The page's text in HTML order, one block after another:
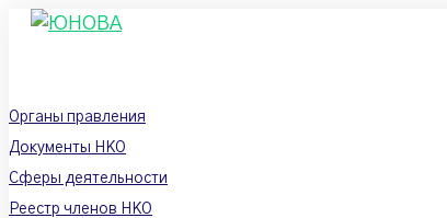
Перейти
Органы правления
Документы НКО
Сферы деятельности
Реестр членов НКО